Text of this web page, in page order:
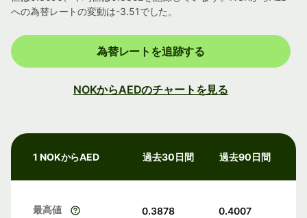
への為替レートの変動は-3.51でした。
為替レートを追跡する
NOKからAEDのチャートを見る
1 NOKからAED 過去30日間 過去90日間
最高値 0.3878 0.4007